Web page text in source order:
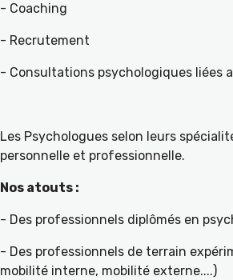
- Coaching
- Recrutement
- Consultations psychologiques liées
Les Psychologues selon leurs
personnelle et professionnelle.
Nos atouts :
- Des professionnels diplômés en
- Des professionnels de terrain
mobilité interne, mobilité externe....)